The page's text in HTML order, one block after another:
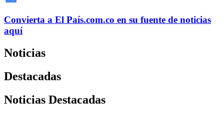
Convierta a El País.com.co en su fuente de noticias
aquí
Noticias
Destacadas
Noticias Destacadas